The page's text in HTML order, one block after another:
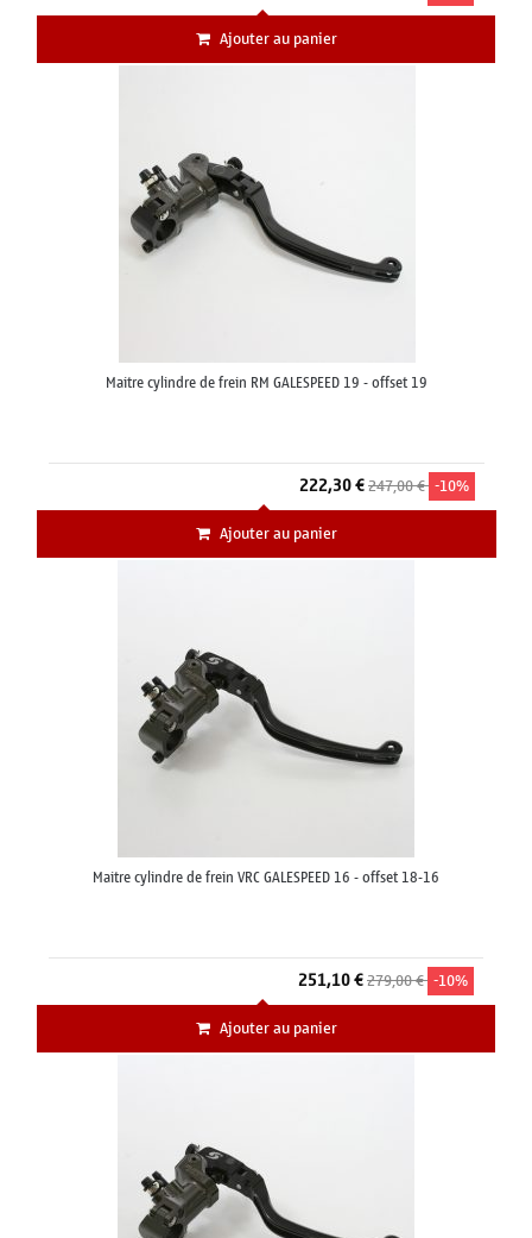
Ajouter au panier
Maitre cylindre de frein RM GALESPEED 19 - offset 19
222,30 €247,00 € -10%
Ajouter au panier
Maitre cylindre de frein VRC GALESPEED 16 - offset 18-16
251,10 €279,00 € -10%
Ajouter au panier